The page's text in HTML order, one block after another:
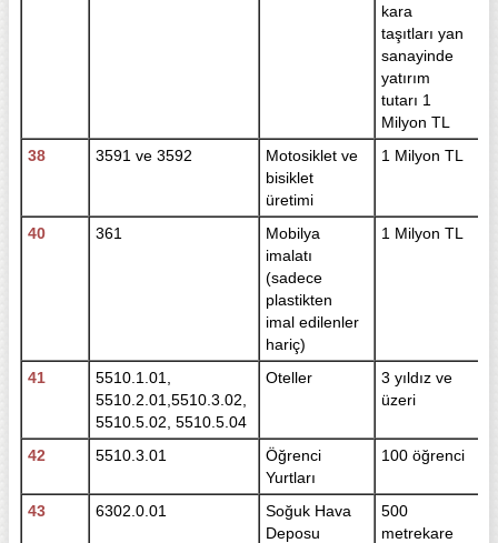
kara
taşıtları yan
sanayinde
yatırım
tutarı 1
Milyon TL
38
3591 ve 3592
Motosiklet ve
bisiklet
üretimi
1 Milyon TL
40 361
Mobilya
imalatı
(sadece
plastikten
imal edilenler
hariç)
1 Milyon TL
41
5510.1.01,
5510.2.01,5510.3.02,
5510.5.02, 5510.5.04
Oteller
3 yıldız ve
üzeri
42 5510.3.01
Öğrenci
Yurtları
100 öğrenci
43 6302.0.01
Soğuk Hava
Deposu
500
metrekare